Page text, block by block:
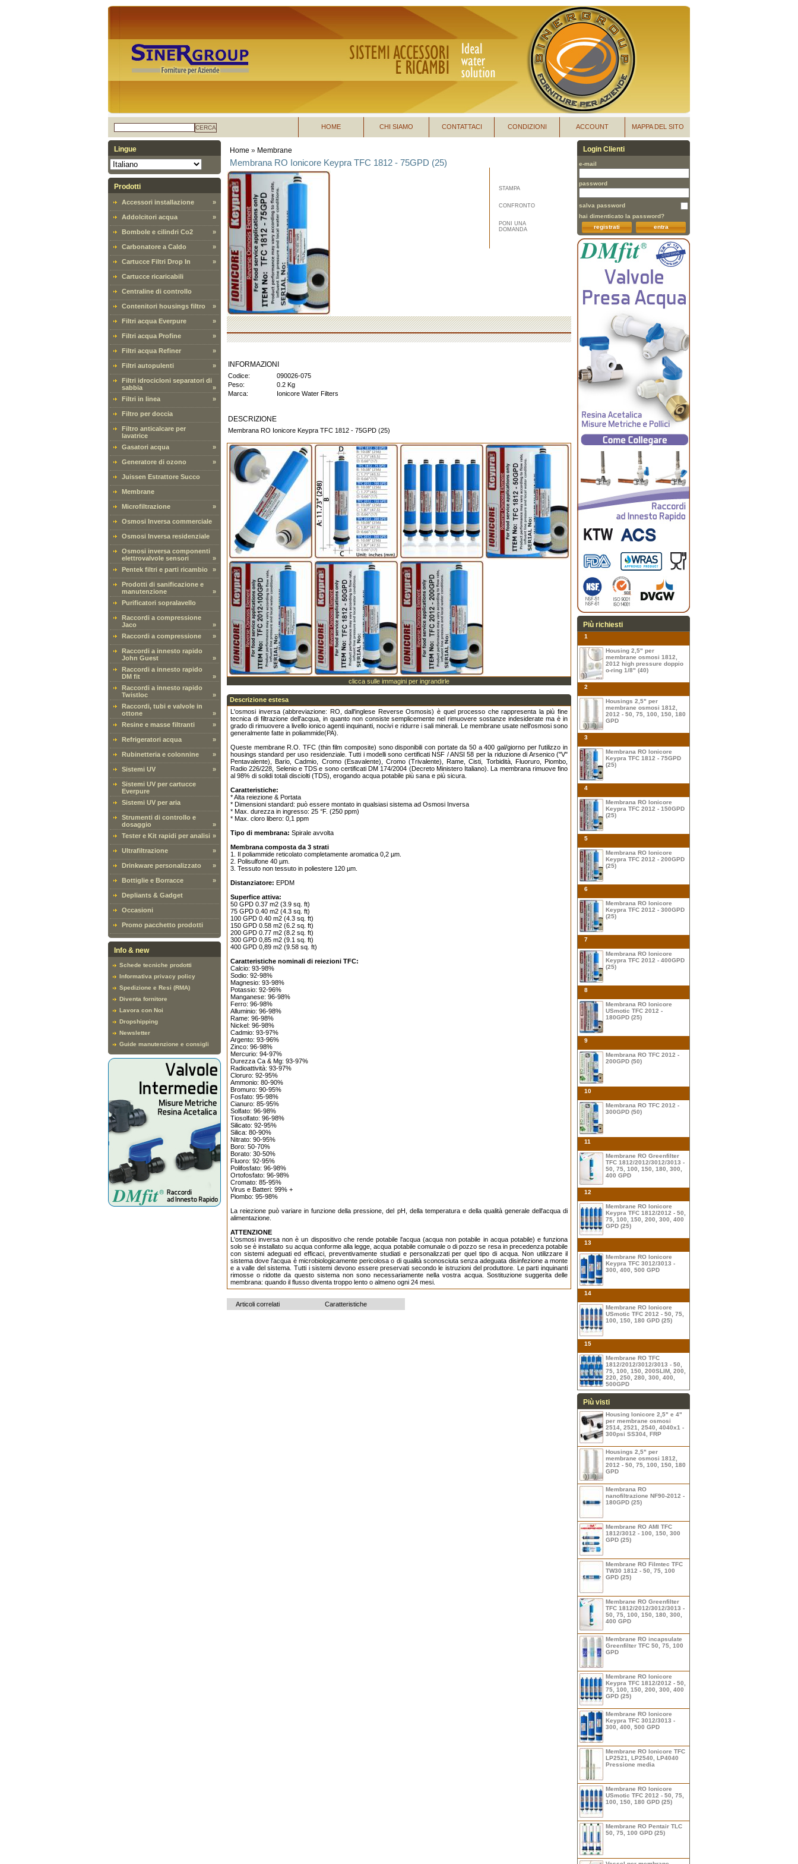
CERCA MAPPA DEL SITO
ACCOUNT
CONDIZIONI
CONTATTACI
CHI SIAMO
HOME
Lingue
Prodotti
Accessori installazione »
Addolcitori acqua »
Bombole e cilindri Co2 »
Carbonatore a Caldo »
Cartucce Filtri Drop In »
Cartucce ricaricabili
Centraline di controllo
Contenitori housings filtro »
Filtri acqua Everpure »
Filtri acqua Profine »
Filtri acqua Refiner »
Filtri autopulenti »
Filtri idrocicloni separatori di
sabbia
»
Filtri in linea
»
Filtro per doccia
Filtro anticalcare per
lavatrice
Gasatori acqua
»
Generatore di ozono »
Juissen Estrattore Succo
Membrane
Microfiltrazione »
Osmosi Inversa commerciale
Osmosi Inversa residenziale
Osmosi inversa componenti
elettrovalvole sensori
»
Pentek filtri e parti ricambio
»
Prodotti di sanificazione e
manutenzione
»
Purificatori sopralavello
Raccordi a compressione
Jaco
»
Raccordi a compressione
»
Raccordi a innesto rapido
John Guest
»
Raccordi a innesto rapido
DM fit
»
Raccordi a innesto rapido
Twistloc
»
Raccordi, tubi e valvole in
ottone
»
Resine e masse filtranti
»
Refrigeratori acqua »
Rubinetteria e colonnine »
Sistemi UV »
Sistemi UV per cartucce
Everpure
Sistemi UV per aria
Strumenti di controllo e
dosaggio
»
Tester e Kit rapidi per analisi »
Ultrafiltrazione »
Drinkware personalizzato »
Bottiglie e Borracce »
Depliants & Gadget
Occasioni
Promo pacchetto prodotti
Info & new
Schede tecniche prodotti
Informativa privacy policy
Spedizione e Resi (RMA)
Diventa fornitore
Lavora con Noi
Dropshipping
Newsletter
Guide manutenzione e consigli
Home » Membrane
Membrana RO Ionicore Keypra TFC 1812 - 75GPD (25)
STAMPA
CONFRONTO
PONI UNA
DOMANDA
INFORMAZIONI
Codice:
090026-075
Peso:
0.2 Kg
Marca:
Ionicore Water Filters
DESCRIZIONE
Membrana RO Ionicore Keypra TFC 1812 - 75GPD (25)
clicca sulle immagini per ingrandirle
Descrizione estesa
L'osmosi inversa (abbreviazione: RO, dall'inglese Reverse Osmosis) è quel processo che rappresenta la più fine
tecnica di filtrazione dell'acqua, in quanto non consiste semplicemente nel rimuovere sostanze indesiderate ma è in
grado di rimuovere a livello ionico agenti inquinanti, nocivi e ridurre i sali minerali. Le membrane usate nell'osmosi sono
generalmente fatte in poliammide(PA).
Queste membrane R.O. TFC (thin film composite) sono disponibili con portate da 50 a 400 gal/giorno per l'utilizzo in
housings standard per uso residenziale. Tutti i modelli sono certificati NSF / ANSI 58 per la riduzione di Arsenico ("V"
Pentavalente), Bario, Cadmio, Cromo (Esavalente), Cromo (Trivalente), Rame, Cisti, Torbidità, Fluoruro, Piombo,
Radio 226/228, Selenio e TDS e sono certificati DM 174/2004 (Decreto Ministero Italiano). La membrana rimuove fino
al 98% di solidi totali disciolti (TDS), erogando acqua potabile più sana e più sicura.
Caratteristiche:
* Alta reiezione & Portata
* Dimensioni standard: può essere montato in qualsiasi sistema ad Osmosi Inversa
* Max. durezza in ingresso: 25 °F. (250 ppm)
* Max. cloro libero: 0,1 ppm
Tipo di membrana: Spirale avvolta
Membrana composta da 3 strati
1. Il poliammide reticolato completamente aromatica 0,2 µm.
2. Polisulfone 40 µm.
3. Tessuto non tessuto in poliestere 120 µm.
Distanziatore: EPDM
Superfice attiva:
50 GPD 0.37 m2 (3.9 sq. ft)
75 GPD 0.40 m2 (4.3 sq. ft)
100 GPD 0.40 m2 (4.3 sq. ft)
150 GPD 0.58 m2 (6.2 sq. ft)
200 GPD 0.77 m2 (8.2 sq. ft)
300 GPD 0,85 m2 (9.1 sq. ft)
400 GPD 0,89 m2 (9.58 sq. ft)
Caratteristiche nominali di reiezioni TFC:
Calcio: 93-98%
Sodio: 92-98%
Magnesio: 93-98%
Potassio: 92-96%
Manganese: 96-98%
Ferro: 96-98%
Alluminio: 96-98%
Rame: 96-98%
Nickel: 96-98%
Cadmio: 93-97%
Argento: 93-96%
Zinco: 96-98%
Mercurio: 94-97%
Durezza Ca & Mg: 93-97%
Radioattività: 93-97%
Cloruro: 92-95%
Ammonio: 80-90%
Bromuro: 90-95%
Fosfato: 95-98%
Cianuro: 85-95%
Solfato: 96-98%
Tiosolfato: 96-98%
Silicato: 92-95%
Silica: 80-90%
Nitrato: 90-95%
Boro: 50-70%
Borato: 30-50%
Fluoro: 92-95%
Polifosfato: 96-98%
Ortofosfato: 96-98%
Cromato: 85-95%
Virus e Batteri: 99% +
Piombo: 95-98%
La reiezione può variare in funzione della pressione, del pH, della temperatura e della qualità generale dell'acqua di
alimentazione.
ATTENZIONE
L'osmosi inversa non è un dispositivo che rende potabile l'acqua (acqua non potabile in acqua potabile) e funziona
solo se è installato su acqua conforme alla legge, acqua potabile comunale o di pozzo se resa in precedenza potabile
con sistemi adeguati ed efficaci, preventivamente studiati e personalizzati per quel tipo di acqua. Non utilizzare il
sistema dove l'acqua è microbiologicamente pericolosa o di qualità sconosciuta senza adeguata disinfezione a monte
e a valle del sistema. Tutti i sistemi devono essere preservati secondo le istruzioni del produttore. Le parti inquinanti
rimosse o ridotte da questo sistema non sono necessariamente nella vostra acqua. Sostituzione suggerita delle
membrana: quando il flusso diventa troppo lento o almeno ogni 24 mesi.
Articoli correlati Caratteristiche
Login Clienti
e-mail
password
salva password
hai dimenticato la password?
entra
registrati
Più richiesti
1
Housing 2,5" per
membrane osmosi 1812,
2012 high pressure doppio
o-ring 1/8" (40)
2
Housings 2,5" per
membrane osmosi 1812,
2012 - 50, 75, 100, 150, 180
GPD
3
Membrana RO Ionicore
Keypra TFC 1812 - 75GPD
(25)
4
Membrana RO Ionicore
Keypra TFC 2012 - 150GPD
(25)
5
Membrana RO Ionicore
Keypra TFC 2012 - 200GPD
(25)
6
Membrana RO Ionicore
Keypra TFC 2012 - 300GPD
(25)
7
Membrana RO Ionicore
Keypra TFC 2012 - 400GPD
(25)
8
Membrana RO Ionicore
USmotic TFC 2012 -
180GPD (25)
9
Membrana RO TFC 2012 -
200GPD (50)
10
Membrana RO TFC 2012 -
300GPD (50)
11
Membrane RO Greenfilter
TFC 1812/2012/3012/3013 -
50, 75, 100, 150, 180, 300,
400 GPD
12
Membrane RO Ionicore
Keypra TFC 1812/2012 - 50,
75, 100, 150, 200, 300, 400
GPD (25)
13
Membrane RO Ionicore
Keypra TFC 3012/3013 -
300, 400, 500 GPD
14
Membrane RO Ionicore
USmotic TFC 2012 - 50, 75,
100, 150, 180 GPD (25)
15
Membrane RO TFC
1812/2012/3012/3013 - 50,
75, 100, 150, 200SLIM, 200,
220, 250, 280, 300, 400,
500GPD
Più visti
Housing Ionicore 2,5" e 4"
per membrane osmosi
2514, 2521, 2540, 4040x1 -
300psi SS304, FRP
Housings 2,5" per
membrane osmosi 1812,
2012 - 50, 75, 100, 150, 180
GPD
Membrana RO
nanofiltrazione NF90-2012 -
180GPD (25)
Membrane RO AMI TFC
1812/3012 - 100, 150, 300
GPD (25)
Membrane RO Filmtec TFC
TW30 1812 - 50, 75, 100
GPD (25)
Membrane RO Greenfilter
TFC 1812/2012/3012/3013 -
50, 75, 100, 150, 180, 300,
400 GPD
Membrane RO incapsulate
Greenfilter TFC 50, 75, 100
GPD
Membrane RO Ionicore
Keypra TFC 1812/2012 - 50,
75, 100, 150, 200, 300, 400
GPD (25)
Membrane RO Ionicore
Keypra TFC 3012/3013 -
300, 400, 500 GPD
Membrane RO Ionicore TFC
LP2521, LP2540, LP4040
Pressione media
Membrane RO Ionicore
USmotic TFC 2012 - 50, 75,
100, 150, 180 GPD (25)
Membrane RO Pentair TLC
50, 75, 100 GPD (25)